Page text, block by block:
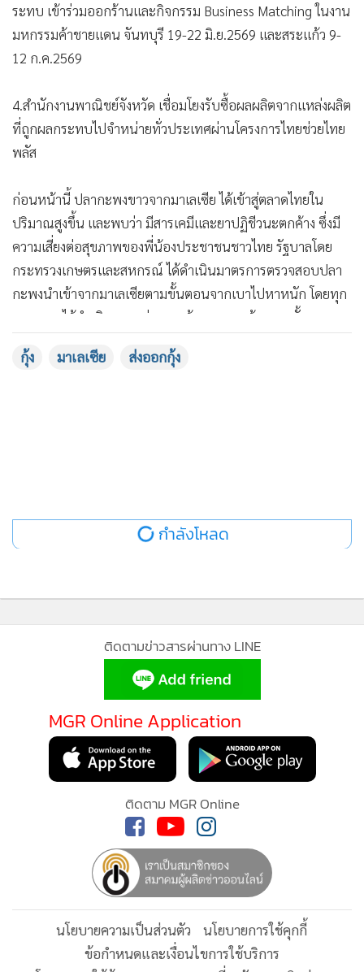
ระทบ เข้าร่วมออกร้านและกิจกรรม Business Matching ในงาน
มหกรรมค้าชายแดน จันทบุรี 19-22 มิ.ย.2569 และสระแก้ว 9-
12 ก.ค.2569
4.สำนักงานพาณิชย์จังหวัด เชื่อมโยงรับซื้อผลผลิตจากแหล่งผลิต
ที่ถูกผลกระทบไปจำหน่ายทั่วประเทศผ่านโครงการไทยช่วยไทย
พลัส
ก่อนหน้านี้ ปลากะพงขาวจากมาเลเซีย ได้เข้าสู่ตลาดไทยใน
ปริมาณสูงขึ้น และพบว่า มีสารเคมีและยาปฏิชีวนะตกค้าง ซึ่งมี
ความเสี่ยงต่อสุขภาพของพี่น้องประชาชนชาวไทย รัฐบาลโดย
กระทรวงเกษตรและสหกรณ์ ได้ดำเนินมาตรการตรวจสอบปลา
กะพงนำเข้าจากมาเลเซียตามขั้นตอนจากเบาไปหาหนัก โดยทุก
มาตรการได้ดำเนินการอย่างครบถ้วนและถูกต้องตามขั้นตอน
ให้ปลอดภัยแก่ผู้บริโภค และยกระดับความเข้มข้นในการตรวจ
แบบสอบถามด้านมาตรฐานความปลอดภัยให้ทางการมาเลเซีย
อย่างครบถ้วน จึงจะมีการนำมาประเมินมาตรการนี้ใหม่อีกครั้ง
ทั้งนี้ หากเปรียบเทียบกับการดำเนินมาตรการของไทย ถือว่า
เป็นการดำเนินการที่กระชั้นชิด ไม่มีการแจ้งล่วงหน้า และไม่เปิด
โอกาสให้ไทยได้ชี้แจงและกำหนดมาตรการรองรับ (มาเลเซียแจ้ง
ให้ไทยทราบมาตรการผ่านหนังสือสถานทูตมาเลเซียลงวันที่ 28
พ.ค.2569 ถึงกระทรวงการต่างประเทศของไทย และสำเนาเรียน
รัฐมนตรีว่าการกระทรวงเกษตรและสหกรณ์ จากนั้น กรมประมง
และสำนักงานมาตรฐานสินค้าเกษตรและอาหารแห่งชาติ
(มกอช.) มีกำหนดประชุมหารือเป็นการเร่งด่วน เพื่อเร่งคลี่คลาย
ประเด็นดังกล่าว และกระทรวงพาณิชย์ พร้อมยกระดับหยิบยก
ขึ้นหารือในเวทีที่เกี่ยวข้องในระดับ WTO และอาเซียน รวมทั้ง
สำนักงานส่งเสริมการค้าในต่างประเทศ (สคต.) ณ กัวลาร์ลัมเปอร์
จะติดตามความคืบหน้าอย่างใกล้ชิดด้วย
กุ้ง มาเลเซีย ส่งออกกุ้ง
กำลังโหลด
ติดตามข่าวสารผ่านทาง LINE
MGR Online Application
ติดตาม MGR Online
นโยบายความเป็นส่วนตัว
นโยบายการใช้คุกกี้
ข้อกำหนดและเงื่อนไขการใช้บริการ